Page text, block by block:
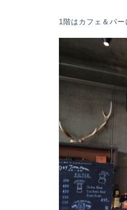
1階はカフェ＆バー